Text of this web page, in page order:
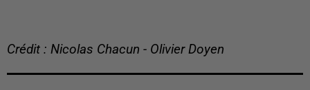
Crédit : Nicolas Chacun - Olivier Doyen